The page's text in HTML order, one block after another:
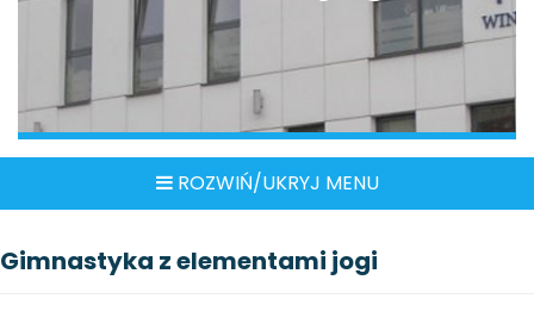
ROZWIŃ/UKRYJ MENU
Gimnastyka z elementami jogi